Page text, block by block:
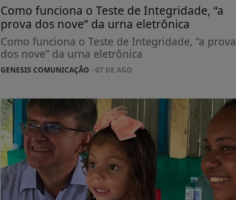
Como funciona o Teste de Integridade, “a
prova dos nove” da urna eletrônica
Como funciona o Teste de Integridade, “a prova
dos nove” da urna eletrônica
GENESIS COMUNICAÇÃO - 07 DE AGO